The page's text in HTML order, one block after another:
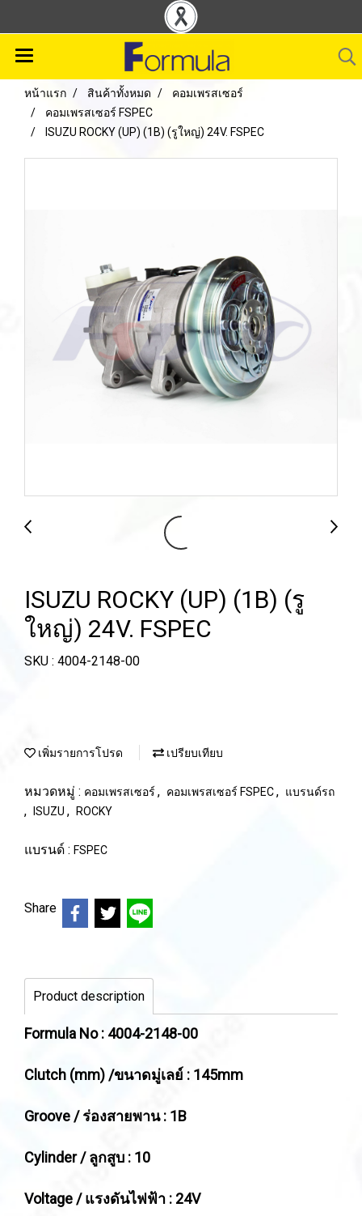
หน้าแรก สินค้าทั้งหมด
คอมเพรสเซอร์
คอมเพรสเซอร์ FSPEC
ISUZU ROCKY (UP) (1B) (รูใหญ่) 24V. FSPEC
ISUZU ROCKY (UP) (1B) (รู
ใหญ่) 24V. FSPEC
SKU : 4004-2148-00
เพิ่มรายการโปรด เปรียบเทียบ
หมวดหมู่ : คอมเพรสเซอร์ , คอมเพรสเซอร์ FSPEC, แบรนด์รถ
, ISUZU , ROCKY
แบรนด์ : FSPEC
Share
Product description
Formula No : 4004-2148-00
Clutch (mm) /ขนาดมู่เลย์ : 145mm
Groove / ร่องสายพาน : 1B
Cylinder / ลูกสูบ : 10
Voltage / แรงดันไฟฟ้า : 24V